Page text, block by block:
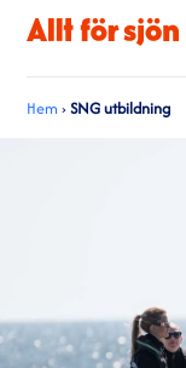
Hem ›SNG utbildning